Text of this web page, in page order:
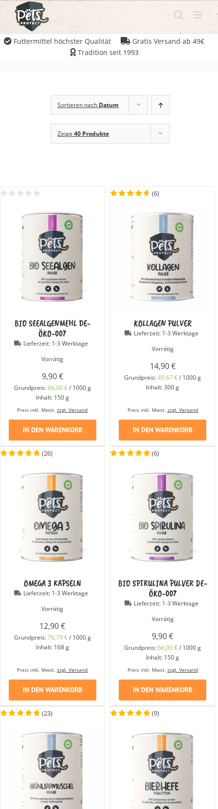
Futtermittel höchster Qualität
Gratis Versand ab 49€
Tradition seit 1993
Sortieren nach Datum
Zeige 40 Produkte
BIO SEEALGENMEHL DE-
ÖKO-007
Lieferzeit: 1-3 Werktage
Vorrätig
9,90€
Grundpreis:66,00€/ 1000 g
Inhalt: 150g
Preis inkl. Mwst,zzgl. Versand
IN DEN WARENKORB
(6)
KOLLAGEN PULVER
Lieferzeit: 1-3 Werktage
Vorrätig
14,90€
Grundpreis:49,67€/ 1000g
Inhalt: 300g
Preis inkl. Mwst, zzgl. Versand
IN DEN WARENKORB
(26)
OMEGA 3 KAPSELN
Lieferzeit: 1-3 Werktage
Vorrätig
12,90€
Grundpreis:76,79€/ 1000 g
Inhalt: 168g
Preis inkl. Mwst,zzgl. Versand
IN DEN WARENKORB
(6)
BIO SPIRULINA PULVER DE-
ÖKO-007
Lieferzeit: 1-3 Werktage
Vorrätig
9,90€
Grundpreis:66,00€/ 1000g
Inhalt: 150g
Preis inkl. Mwst, zzgl. Versand
IN DEN WARENKORB
(23) (9)